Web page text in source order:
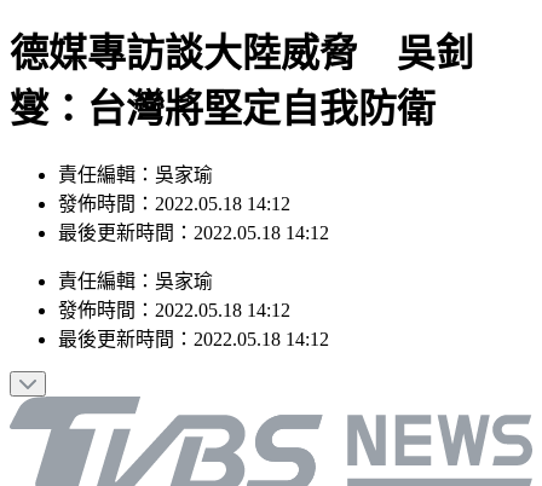
德媒專訪談大陸威脅 吳釗
燮：台灣將堅定自我防衛
發佈時間：2022.05.18 14:12
最後更新時間：2022.05.18 14:12
發佈時間： 2022.05.18 14:12
最後更新時間：2022.05.18 14:12